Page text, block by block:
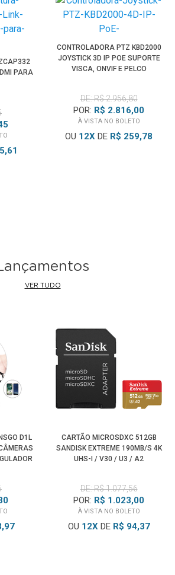
PARA
CONTROLADORA PTZ KBD2000
JOYSTICK 3D IP POE SUPORTE
VISCA, ONVIF E PELCO
DE: R$ 2.956,80
POR: R$ 2.816,00
À VISTA NO BOLETO
OU 12X DE R$ 259,78
VER TUDO
D1L
CARTÃO MICROSDXC 512GB
SANDISK EXTREME 190MB/S 4K
UHS-I / V30 / U3 / A2
DE: R$ 1.077,56
POR: R$ 1.023,00
À VISTA NO BOLETO
OU 12XDE R$ 94,37